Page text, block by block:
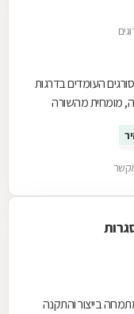
העומדים בדרגות
מומחית מהשורה
בייצור והתקנה